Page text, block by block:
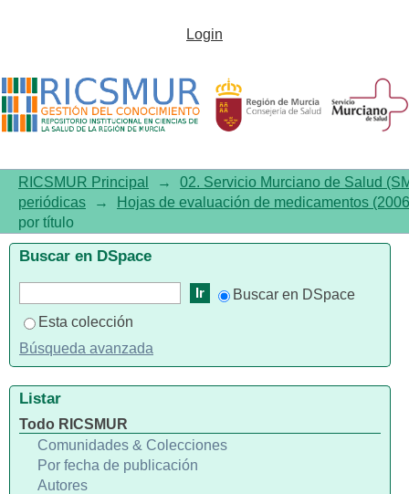
Listar Hojas de evaluación de
título
Login
RICSMUR Principal →
02. Servicio Murciano de Salud
periódicas
→
Hojas de evaluación de medicamentos
por título
Buscar en DSpace
Buscar en DSpace
Esta colección
Búsqueda avanzada
Listar
Todo RICSMUR
Comunidades & Colecciones
Por fecha de publicación
Autores